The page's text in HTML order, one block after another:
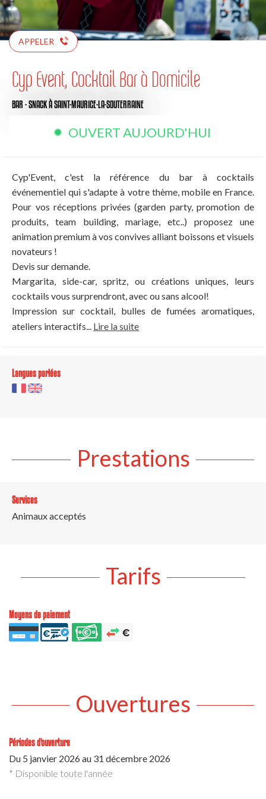
APPELER
Cyp Event, Cocktail Bar à Domicile
BAR - SNACKÀ SAINT-MAURICE-LA-SOUTERRAINE
OUVERT AUJOURD'HUI
Cyp'Event, c'est la référence du bar à cocktails
événementiel qui s'adapte à votre thème, mobile en France.
Pour vos réceptions privées (garden party, promotion de
produits, team building, mariage, etc..) proposez une
animation premium à vos convives alliant boissons et visuels
novateurs !
Devis sur demande.
Margarita, side-car, spritz, ou créations uniques, leurs
cocktails vous surprendront, avec ou sans alcool!
Impression sur cocktail, bulles de fumées aromatiques,
ateliers interactifs... Lire la suite
Langues parlées
Prestations
Services
Animaux acceptés
Tarifs
Moyens de paiement
Ouvertures
Périodes d'ouverture
Du 5 janvier 2026au 31 décembre 2026
* Disponible toute l'année